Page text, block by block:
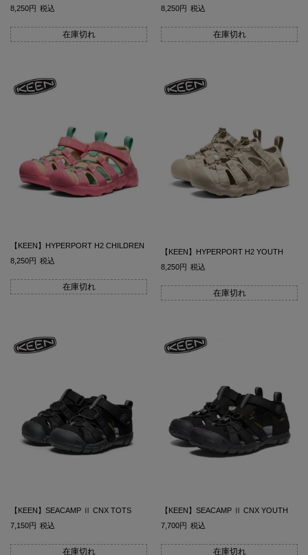
8,250
税込
在庫切れ
8,250
税込
在庫切れ
【KEEN】HYPERPORT H2 CHILDREN
8,250
税込
在庫切れ
【KEEN】HYPERPORT H2 YOUTH
8,250
税込
在庫切れ
【KEEN】SEACAMP Ⅱ CNX TOTS
7,150
税込
在庫切れ
【KEEN】SEACAMP Ⅱ CNX YOUTH
7,700
税込
在庫切れ